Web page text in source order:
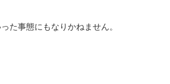
た事態にもなりかねません。